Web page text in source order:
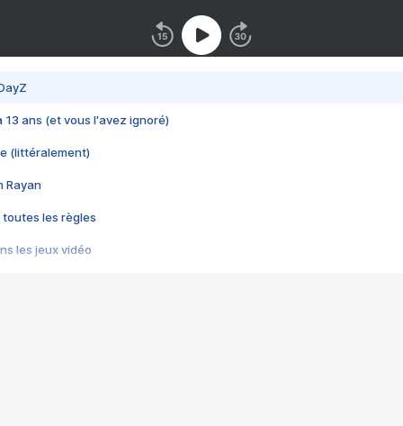
13 ans (et vous l'avez ignoré)
(littéralement)
Rayan
toutes les règles
les jeux vidéo